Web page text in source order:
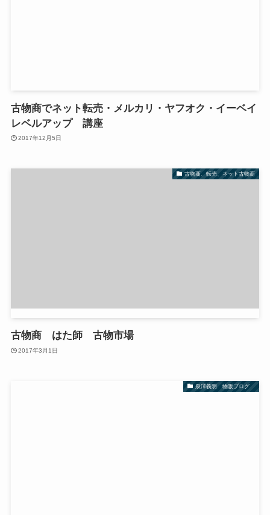
古物商でネット転売・メルカリ・ヤフオク・イーベイ
レベルアップ 講座
2017年12月5日
古物商、転売、ネット古物商
古物商 はた師 古物市場
2017年3月1日
泉澤義明 物販ブログ